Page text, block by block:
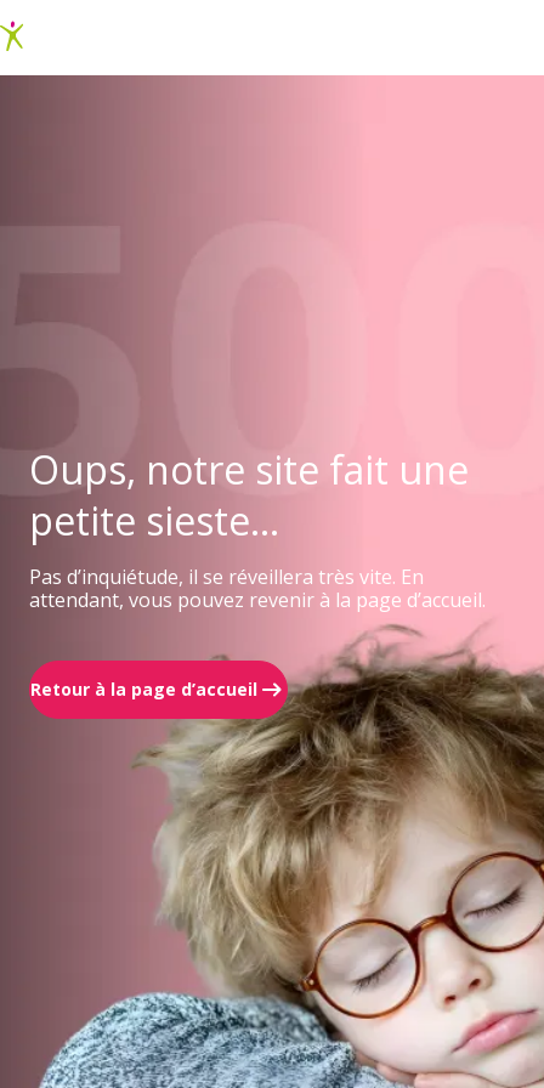
Oups, notre site fait une
petite sieste...
Pas d’inquiétude, il se réveillera très vite. En
attendant, vous pouvez revenir à la page d’accueil.
Retour à la page d’accueil